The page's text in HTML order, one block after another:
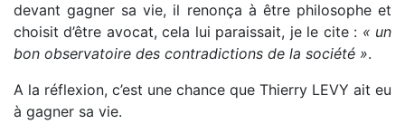
devant gagner sa vie, il renonça à être philosophe et
choisit d’être avocat, cela lui paraissait, je le cite : « un
bon observatoire des contradictions de la société ».
A la réflexion, c’est une chance que Thierry LEVY ait eu
à gagner sa vie.